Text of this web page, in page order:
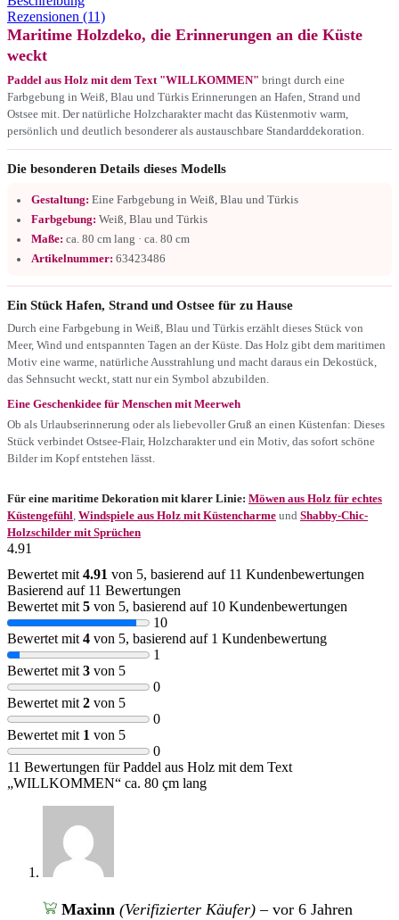
Rezensionen (11)
Maritime Holzdeko, die Erinnerungen an die Küste
weckt
Paddel aus Holz mit dem Text "WILLKOMMEN" bringt durch eine
Farbgebung in Weiß, Blau und Türkis Erinnerungen an Hafen, Strand und
Ostsee mit. Der natürliche Holzcharakter macht das Küstenmotiv warm,
persönlich und deutlich besonderer als austauschbare Standarddekoration.
Die besonderen Details dieses Modells
Gestaltung: Eine Farbgebung in Weiß, Blau und Türkis
Farbgebung: Weiß, Blau und Türkis
Maße: ca. 80 cm lang · ca. 80 cm
Artikelnummer: 63423486
Ein Stück Hafen, Strand und Ostsee für zu Hause
Durch eine Farbgebung in Weiß, Blau und Türkis erzählt dieses Stück von
Meer, Wind und entspannten Tagen an der Küste. Das Holz gibt dem maritimen
Motiv eine warme, natürliche Ausstrahlung und macht daraus ein Dekostück,
das Sehnsucht weckt, statt nur ein Symbol abzubilden.
Eine Geschenkidee für Menschen mit Meerweh
Ob als Urlaubserinnerung oder als liebevoller Gruß an einen Küstenfan: Dieses
Stück verbindet Ostsee-Flair, Holzcharakter und ein Motiv, das sofort schöne
Bilder im Kopf entstehen lässt.
Für eine maritime Dekoration mit klarer Linie: Möwen aus Holz für echtes
Küstengefühl Windspiele aus Holz mit Küstencharme und Shabby-Chic-
Holzschilder mit Sprüchen
4.91
Bewertet mit 4.91 von 5, basierend auf 11 Kundenbewertungen
Basierend auf 11 Bewertungen
Bewertet mit 5 von 5, basierend auf 10 Kundenbewertungen
10
Bewertet mit 4 von 5, basierend auf 1 Kundenbewertung
1
Bewertet mit 3 von 5
0
Bewertet mit 2 von 5
0
Bewertet mit 1 von 5
0
11 Bewertungen fürPaddel aus Holz mit dem Text
„WILLKOMMEN“ ca. 80 çm lang
Maxinn (Verifizierter Käufer) – vor 6 Jahren